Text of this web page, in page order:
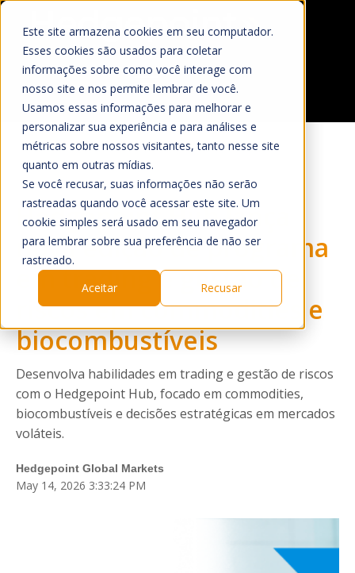
Este site armazena cookies em seu computador.
Esses cookies são usados para coletar
informações sobre como você interage com
nosso site e nos permite lembrar de você.
Usamos essas informações para melhorar e
personalizar sua experiência e para análises e
métricas sobre nossos visitantes, tanto nesse site
quanto em outras mídias.
Se você recusar, suas informações não serão
rastreadas quando você acessar este site. Um
cookie simples será usado em seu navegador
para lembrar sobre sua preferência de não ser
rastreado.
Aceitar
Recusar
Home
O que Fazemos
Mercado
Quem Somos
A Hedgepoint
Sala de Imprensa
Trabalhe Conosco
HUB
Fale Conosco
Cadastre-se
Hedgepoint Hub lança
nova edição de programa
em trading e gestão de
riscos em commodities e
biocombustíveis
Desenvolva habilidades em trading e gestão de riscos
com o Hedgepoint Hub, focado em commodities,
biocombustíveis e decisões estratégicas em mercados
voláteis.
Hedgepoint Global Markets
May 14, 2026 3:33:24 PM